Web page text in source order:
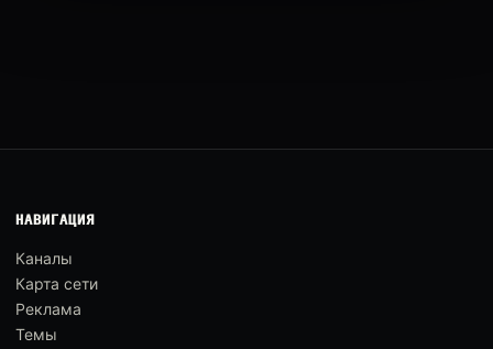
НАВИГАЦИЯ
Каналы
Карта сети
Реклама
Темы